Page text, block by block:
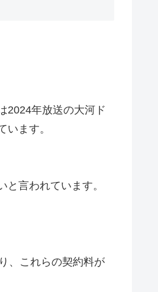
2024年放送の大河ド
ます。
言われています。
、これらの契約料が